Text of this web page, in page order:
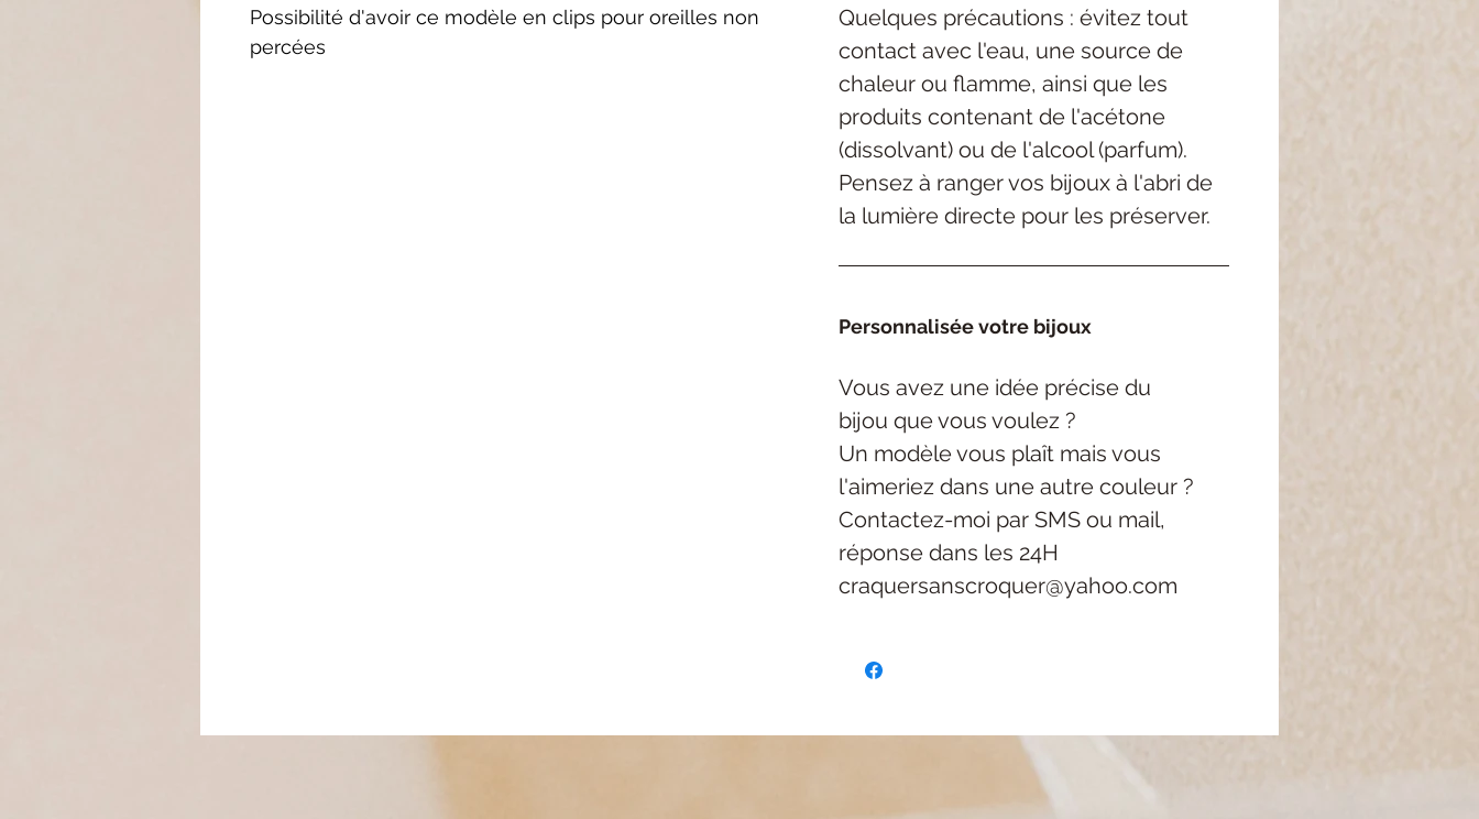
Possibilité d'avoir ce modèle en clips pour oreilles non
percées
Quelques précautions : évitez tout
contact avec l'eau, une source de
chaleur ou flamme, ainsi que les
produits contenant de l'acétone
(dissolvant) ou de l'alcool (parfum).
Pensez à ranger vos bijoux à l'abri de
la lumière directe pour les préserver.
Personnalisée votre bijoux
Vous avez une idée précise du
bijou que vous voulez ?
Un modèle vous plaît mais vous
l'aimeriez dans une autre couleur ?
Contactez-moi par SMS ou mail,
réponse dans les 24H
craquersanscroquer@yahoo.com